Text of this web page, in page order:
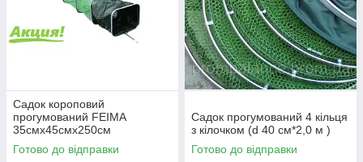
Садок короповий
прогумований FEIMA
35смх45смх250см
Готово до відправки
Садок прогумований 4 кільця
з кілочком (d 40 см*2,0 м )
Готово до відправки